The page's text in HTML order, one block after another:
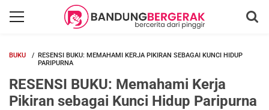
BUKU
RESENSI BUKU: MEMAHAMI KERJA PIKIRAN SEBAGAI KUNCI HIDUP
PARIPURNA
RESENSI BUKU: Memahami Kerja
Pikiran sebagai Kunci Hidup Paripurna